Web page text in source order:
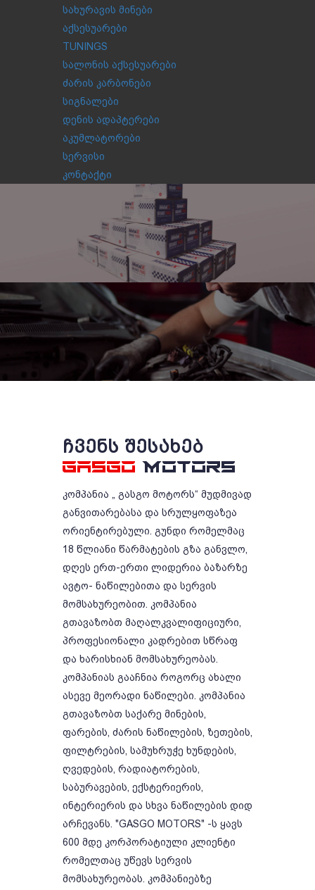
სახურავის მინები
აქსესუარები
TUNINGS
სალონის აქსესუარები
ძარის კარბონები
სიგნალები
დენის ადაპტერები
აკუმლატორები
სერვისი
კონტაქტი
ᲩᲕᲔᲜᲡ ᲨᲔᲡᲐᲮᲔᲑ
GASGO MOTORS
კომპანია „ გასგო მოტორს“ მუდმივად
განვითარებასა და სრულყოფაზეა
ორიენტირებული. გუნდი რომელმაც
18 წლიანი წარმატების გზა განვლო,
დღეს ერთ-ერთი ლიდერია ბაზარზე
ავტო- ნაწილებითა და სერვის
მომსახურეობით. კომპანია
გთავაზობთ მაღალკვალიფიციური,
პროფესიონალი კადრებით სწრაფ
და ხარისხიან მომსახურეობას.
კომპანიას გააჩნია როგორც ახალი
ასევე მეორადი ნაწილები. კომპანია
გთავაზობთ საქარე მინების,
ფარების, ძარის ნაწილების, ზეთების,
ფილტრების, სამუხრუჭე ხუნდების,
ღვედების, რადიატორების,
საბურავების, ექსტერიერის,
ინტერიერის და სხვა ნაწილების დიდ
არჩევანს. "GASGO MOTORS" -ს ყავს
600 მდე კორპორატიული კლიენტი
რომელთაც უწევს სერვის
მომსახურეობას. კომპანიებზე